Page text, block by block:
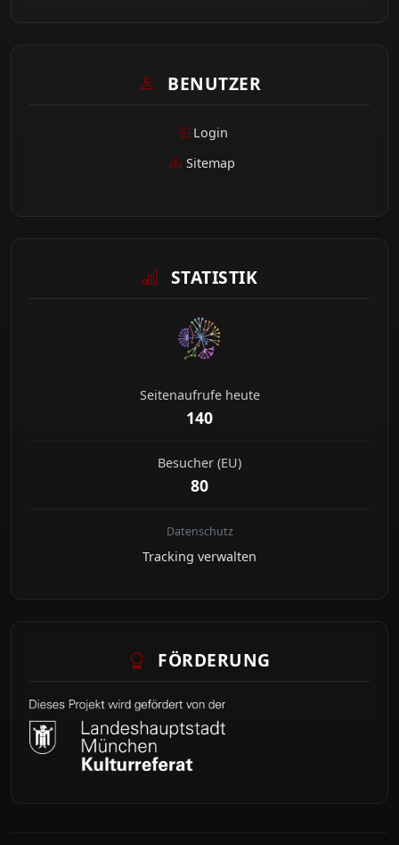
BENUTZER
Login
Sitemap
STATISTIK
Seitenaufrufe heute
140
Besucher (EU)
80
Datenschutz
Tracking verwalten
FÖRDERUNG